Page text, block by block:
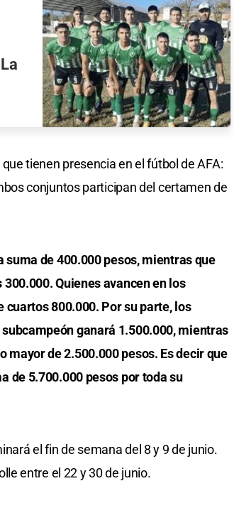
tienen presencia en el fútbol de AFA:
conjuntos participan del certamen de
de 400.000 pesos, mientras que
Quienes avancen en los
800.000. Por su parte, los
ganará 1.500.000, mientras
de 2.500.000 pesos. Es decir que
de 5.700.000 pesos por toda su
el fin de semana del 8 y 9 de junio.
entre el 22 y 30 de junio.